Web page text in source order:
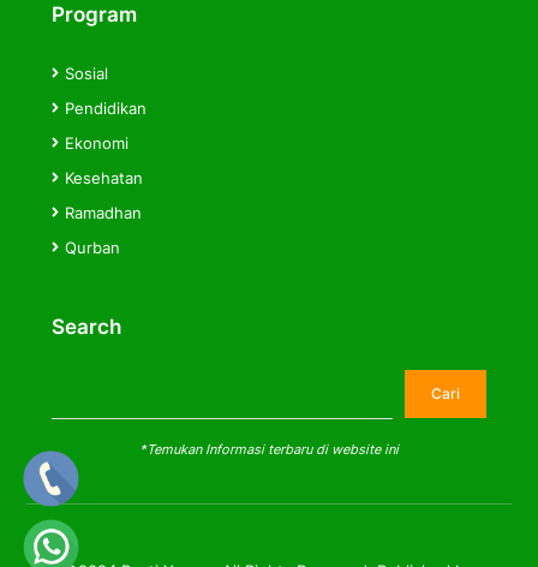
Program
Sosial
Pendidikan
Ekonomi
Kesehatan
Ramadhan
Qurban
Search
Cari
*Temukan Informasi terbaru di website ini